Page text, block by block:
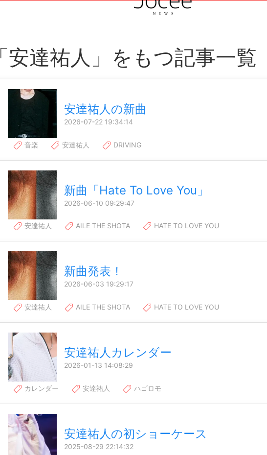
「安達祐人」をもつ記事一覧
安達祐人の新曲
2026-07-22 19:34:14
音楽 安達祐人 DRIVING
新曲「Hate To Love You」
2026-06-10 09:29:47
安達祐人 AILE THE SHOTA HATE TO LOVE YOU
新曲発表！
2026-06-03 19:29:17
安達祐人 AILE THE SHOTA HATE TO LOVE YOU
安達祐人カレンダー
2026-01-13 14:08:29
カレンダー 安達祐人 ハゴロモ
安達祐人の初ショーケース
2025-08-29 22:14:32